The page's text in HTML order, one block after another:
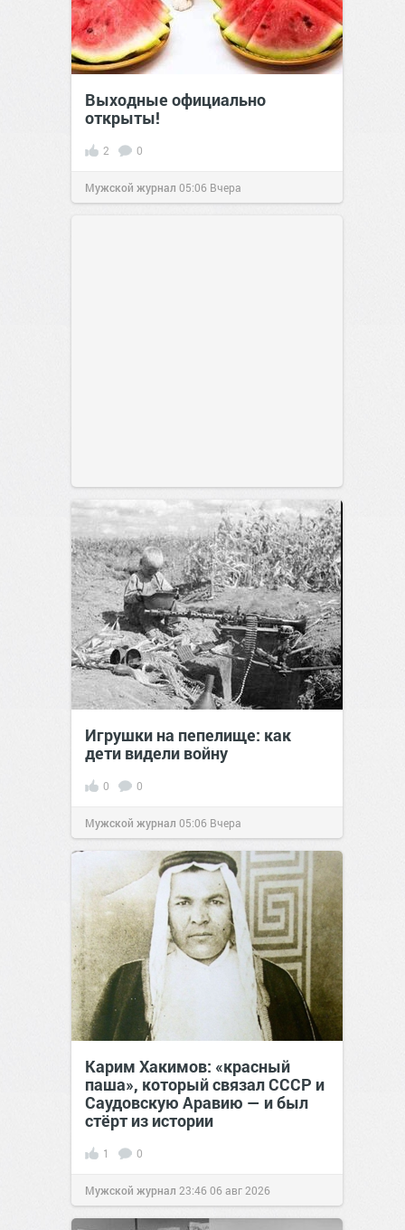
Выходные официально
открыты!
2 0
Мужской журнал 05:06 Вчера
Игрушки на пепелище: как
дети видели войну
0 0
Мужской журнал 05:06 Вчера
Карим Хакимов: «красный
паша», который связал СССР и
Саудовскую Аравию — и был
стёрт из истории
1 0
Мужской журнал 23:4606 авг 2026